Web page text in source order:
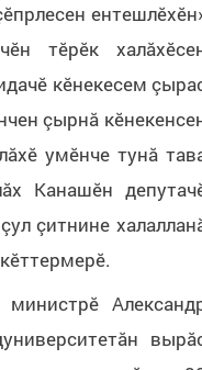
тӗрӗк
кӗнекесем
çырнă
умӗнче тунă
Канашӗн
çитнине